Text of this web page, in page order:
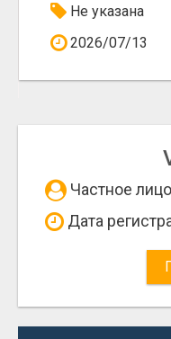
Не указана
2026/07/13
Частное лицо
Дата